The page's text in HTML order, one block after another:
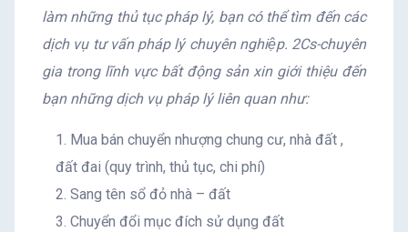
làm những thủ tục pháp lý, bạn có thể tìm đến các
dịch vụ tư vấn pháp lý chuyên nghiệp. 2Cs-chuyên
gia trong lĩnh vực bất động sản xin giới thiệu đến
bạn những dịch vụ pháp lý liên quan như:
Mua bán chuyển nhượng chung cư, nhà đất ,
đất đai (quy trình, thủ tục, chi phí)
Sang tên sổ đỏ nhà – đất
Chuyển đổi mục đích sử dụng đất